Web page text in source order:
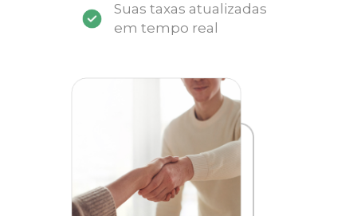
Suas taxas atualizadas
em tempo real